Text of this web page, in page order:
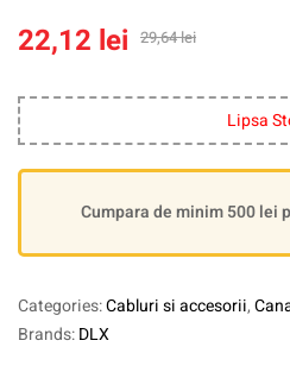
29,64lei
22,12 lei
Lipsa
Cumpara de minim 500 lei
Categories:Cabluri si accesorii,
Brands:DLX